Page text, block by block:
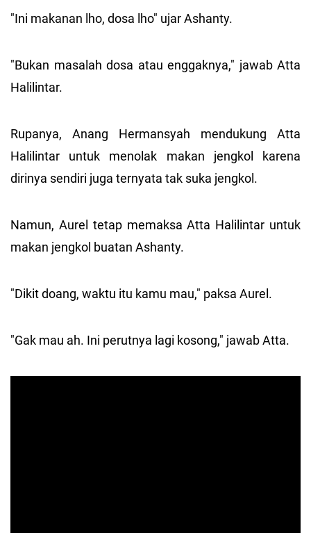
"Ini makanan lho, dosa lho" ujar Ashanty.
"Bukan masalah dosa atau enggaknya," jawab Atta
Halilintar.
Rupanya, Anang Hermansyah mendukung Atta
Halilintar untuk menolak makan jengkol karena
dirinya sendiri juga ternyata tak suka jengkol.
Namun, Aurel tetap memaksa Atta Halilintar untuk
makan jengkol buatan Ashanty.
"Dikit doang, waktu itu kamu mau," paksa Aurel.
"Gak mau ah. Ini perutnya lagi kosong," jawab Atta.